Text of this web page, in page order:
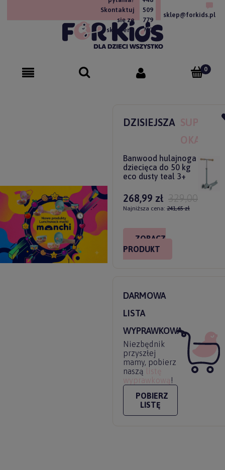
Skontaktuj
się ze
sklepem!
509
779
757
sklep@forkids.pl
DZISIEJSZA SUPER
OKAZJA
Banwood hulajnoga
dziecięca do 50 kg
eco dusty teal 3+
268,99 zł 329,00 zł
Najniższa cena: 241,65 zł
ZOBACZ
PRODUKT
DARMOWA
LISTA
WYPRAWKOWA
Niezbędnik
przyszłej
mamy, pobierz
naszą
listę
wyprawkową !
POBIERZ
LISTĘ